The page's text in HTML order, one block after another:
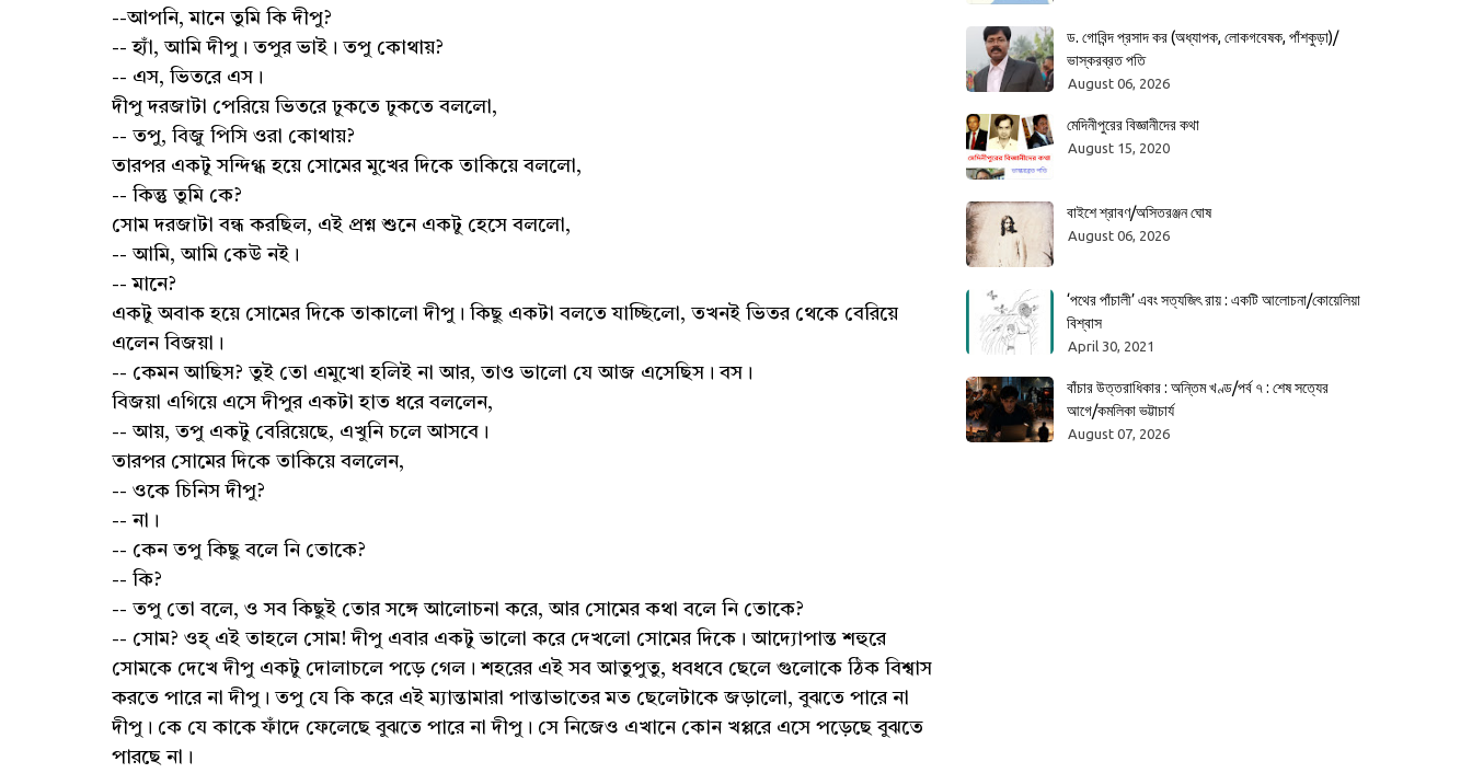
--আপনি, মানে তুমি কি দীপু?
-- হ্যাঁ, আমি দীপু। তপুর ভাই। তপু কোথায়?
-- এস, ভিতরে এস।
দীপু দরজাটা পেরিয়ে ভিতরে ঢুকতে ঢুকতে বললো,
-- তপু, বিজু পিসি ওরা কোথায়?
তারপর একটু সন্দিগ্ধ হয়ে সোমের মুখের দিকে তাকিয়ে বললো,
-- কিন্তু তুমি কে?
সোম দরজাটা বন্ধ করছিল, এই প্রশ্ন শুনে একটু হেসে বললো,
-- আমি, আমি কেউ নই।
-- মানে?
একটু অবাক হয়ে সোমের দিকে তাকালো দীপু। কিছু একটা বলতে যাচ্ছিলো, তখনই ভিতর থেকে বেরিয়ে
এলেন বিজয়া।
-- কেমন আছিস? তুই তো এমুখো হলিই না আর, তাও ভালো যে আজ এসেছিস। বস।
বিজয়া এগিয়ে এসে দীপুর একটা হাত ধরে বললেন,
-- আয়, তপু একটু বেরিয়েছে, এখুনি চলে আসবে।
তারপর সোমের দিকে তাকিয়ে বললেন,
-- ওকে চিনিস দীপু?
-- না।
-- কেন তপু কিছু বলে নি তোকে?
-- কি?
-- তপু তো বলে, ও সব কিছুই তোর সঙ্গে আলোচনা করে, আর সোমের কথা বলে নি তোকে?
-- সোম? ওহ্ এই তাহলে সোম! দীপু এবার একটু ভালো করে দেখলো সোমের দিকে। আদ্যোপান্ত শহুরে
সোমকে দেখে দীপু একটু দোলাচলে পড়ে গেল। শহরের এই সব আতুপুতু, ধবধবে ছেলে গুলোকে ঠিক বিশ্বাস
করতে পারে না দীপু। তপু যে কি করে এই ম্যান্তামারা পান্তাভাতের মত ছেলেটাকে জড়ালো, বুঝতে পারে না
দীপু। কে যে কাকে ফাঁদে ফেলেছে বুঝতে পারে না দীপু। সে নিজেও এখানে কোন খপ্পরে এসে পড়েছে বুঝতে
পারছে না।
ড. গোবিন্দ প্রসাদ কর (অধ্যাপক, লোকগবেষক, পাঁশকুড়া)/
ভাস্করব্রত পতি
August 06, 2026
মেদিনীপুরের বিজ্ঞানীদের কথা
August 15, 2020
বাইশে শ্রাবণ/অসিতরঞ্জন ঘোষ
August 06, 2026
‘পথের পাঁচালী’ এবং সত্যজিৎ রায় : একটি আলোচনা/কোয়েলিয়া
বিশ্বাস
April 30, 2021
বাঁচার উত্তরাধিকার : অন্তিম খণ্ড/পর্ব ৭ : শেষ সত্যের
আগে/কমলিকা ভট্টাচার্য
August 07, 2026